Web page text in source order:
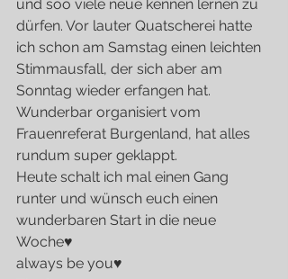
und soo viele neue kennen lernen zu
dürfen. Vor lauter Quatscherei hatte
ich schon am Samstag einen leichten
Stimmausfall, der sich aber am
Sonntag wieder erfangen hat.
Wunderbar organisiert vom
Frauenreferat Burgenland, hat alles
rundum super geklappt.
Heute schalt ich mal einen Gang
runter und wünsch euch einen
wunderbaren Start in die neue
Woche♥
always be you♥